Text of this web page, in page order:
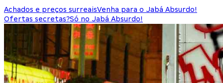
Achados e preços surreaisVenha para o Jabá Absurdo!
Ofertas secretas?Só no Jabá Absurdo!